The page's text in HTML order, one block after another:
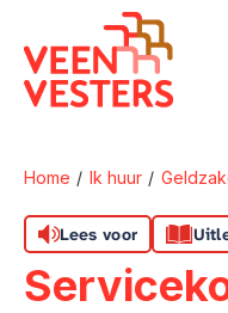
Naar hoofdinhoud
Naar
Naar zoeken
Naar de homepage
Home Ik huur
Lees voor